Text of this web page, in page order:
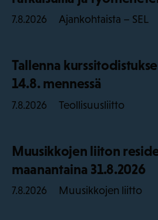
7.8.2026 Ajankohtaista – SEL
Tallenna
14.8. mennessä
7.8.2026 Teollisuusliitto
Muusikkojen liiton
maanantaina 31.8.2026
7.8.2026 Muusikkojen liitto